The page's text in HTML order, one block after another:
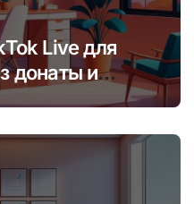
Live для
донаты и